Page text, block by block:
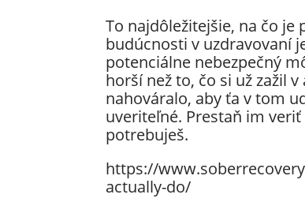
To najdôležitejšie, na čo je
budúcnosti v uzdravovaní
potenciálne nebezpečný
horší než to, čo si už zažil
nahováralo, aby ťa v tom
uveriteľné. Prestaň im
potrebuješ.
https://
actually-do/